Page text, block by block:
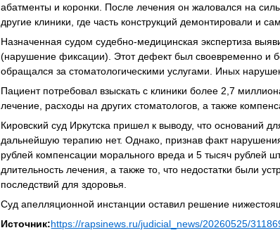
абатменты и коронки. После лечения он жаловался на
другие клиники, где часть конструкций демонтировали и
Назначенная судом судебно-медицинская экспертиза
(нарушение фиксации). Этот дефект был своевременно и
обращался за стоматологическими услугами. Иных
Пациент потребовал взыскать с клиники более 2,7
лечение, расходы на других стоматологов, а также
Кировский суд Иркутска пришел к выводу, что оснований
дальнейшую терапию нет. Однако, признав факт
рублей компенсации морального вреда и 5 тысяч рублей
длительность лечения, а также то, что недостатки были
последствий для здоровья.
Суд апелляционной инстанции оставил решение
Источник:https://rapsinews.ru/judicial_news/20260525/